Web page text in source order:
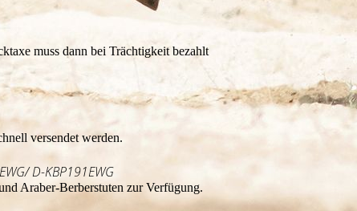
muss dann bei Trächtigkeit bezahlt
versendet werden.
D-KBP191EWG
Araber-Berberstuten zur Verfügung.